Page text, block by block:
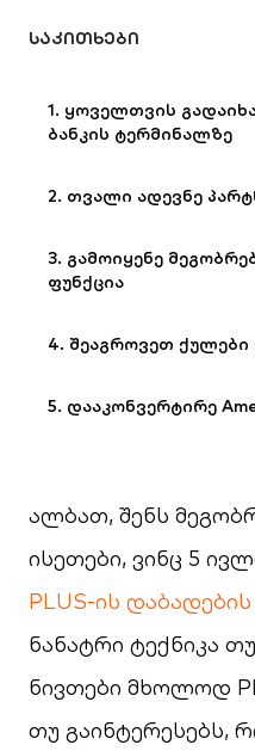
ᲡᲐᲙᲘᲗᲮᲔᲑᲘ
1. ყოველთვის
ბანკის ტერმინალზე
2. თვალი ადევნე
3. გამოიყენე
ფუნქცია
4. შეაგროვეთ
5. დააკონვერტირე
ალბათ, შენს
ისეთები, ვინც 5
PLUS-ის
ნანატრი ტექნიკა
ნივთები მხოლოდ
თუ გაინტერესებს,